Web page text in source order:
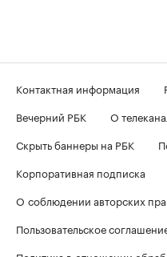
Контактная информация
Вечерний РБК
О
Скрыть баннеры на РБК
Корпоративная подписка
О соблюдении авторских
Пользовательское